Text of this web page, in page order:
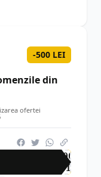
-500 LEI
din
ofertei
-500
LEI